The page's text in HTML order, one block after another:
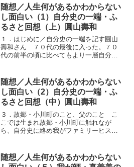
として小川の町と再会したことを記して
おきたい。▽まさ...
随想／人生何があるかわからない
し面白い（1）自分史の一端・ふ
るさと回想（上）圓山壽和
１．はじめに／自分史の一端を記す圓山
壽和さん ７０代の最後に入った。７０
代の前半の頃に比べてもより一層自分を
での卓話依頼されたときはありがたいこ
とだと自分に言い聞かせ、...
随想／人生何があるかわからない
し面白い（2）自分史の一端・ふ
るさと回想（中）圓山壽和
３．故郷・小川町のこと、父のこと こ
こでは生まれ故郷・小川町に触れなが
ら、自分史に絡め我がファミリーヒスト
和21年9月で、出身地は埼玉県比企郡小川
町、生家は町の大通りに...
随想／人生何があるかわからない